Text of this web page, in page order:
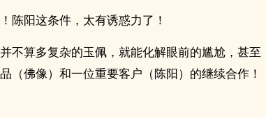
陈阳这条件，太有诱惑力了！
不算多复杂的玉佩，就能化解眼前的尴尬，甚至
（佛像）和一位重要客户（陈阳）的继续合作！